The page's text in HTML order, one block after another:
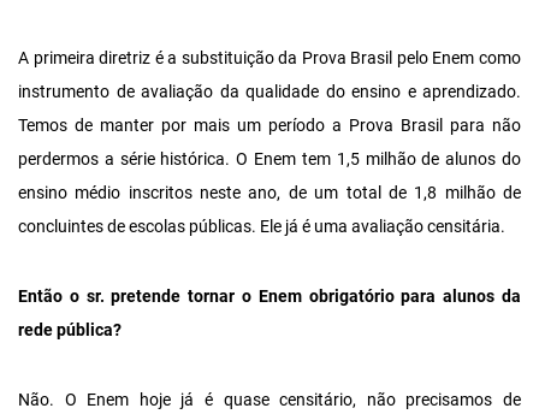
A primeira diretriz é a substituição da Prova Brasil pelo Enem como
instrumento de avaliação da qualidade do ensino e aprendizado.
Temos de manter por mais um período a Prova Brasil para não
perdermos a série histórica. O Enem tem 1,5 milhão de alunos do
ensino médio inscritos neste ano, de um total de 1,8 milhão de
concluintes de escolas públicas. Ele já é uma avaliação censitária.
Então o sr. pretende tornar o Enem obrigatório para alunos da
rede pública?
Não. O Enem hoje já é quase censitário, não precisamos de